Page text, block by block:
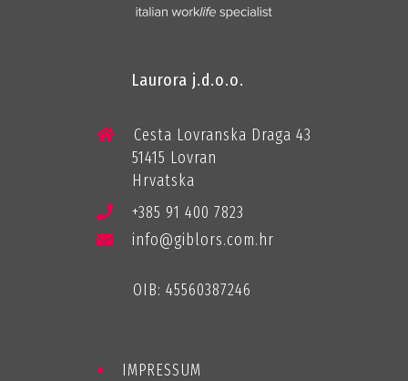
Laurora j.d.o.o.
Cesta Lovranska Draga 43
51415 Lovran
Hrvatska
+385 91 400 7823
info@giblors.com.hr
OIB: 45560387246
IMPRESSUM